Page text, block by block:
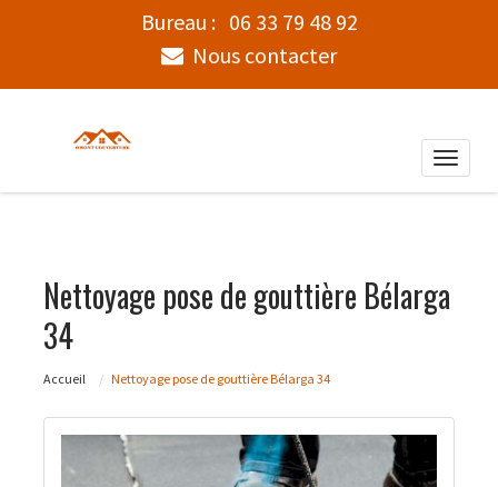
Bureau : 06 33 79 48 92
Nous contacter
Toggle
Nettoyage pose de gouttière Bélarga
34
Accueil Nettoyage pose de gouttière Bélarga 34